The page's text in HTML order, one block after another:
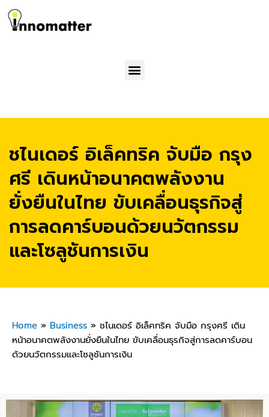
Menu
ชไนเดอร์ อิเล็คทริค จับมือ กรุง
ศรี เดินหน้าอนาคตพลังงาน
ยั่งยืนในไทย ขับเคลื่อนธุรกิจสู่
การลดคาร์บอนด้วยนวัตกรรม
และโซลูชันการเงิน
Home » Business » ชไนเดอร์ อิเล็คทริค จับมือ กรุงศรี เดิน
หน้าอนาคตพลังงานยั่งยืนในไทย ขับเคลื่อนธุรกิจสู่การลดคาร์บอน
ด้วยนวัตกรรมและโซลูชันการเงิน